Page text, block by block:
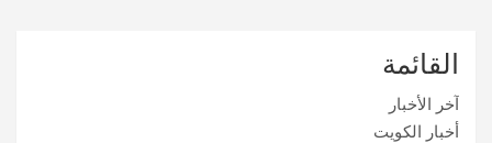
القائمة
آخر الأخبار
أخبار الكويت